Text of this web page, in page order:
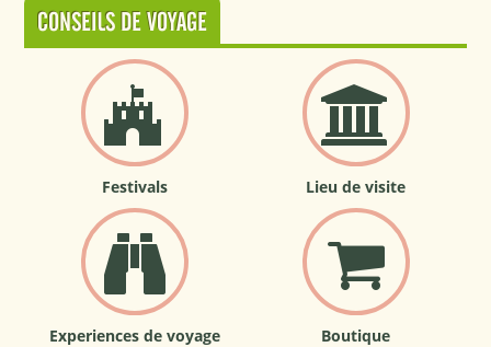
CONSEILS DE VOYAGE
Festivals Lieu de visite
Experiences de voyage Boutique